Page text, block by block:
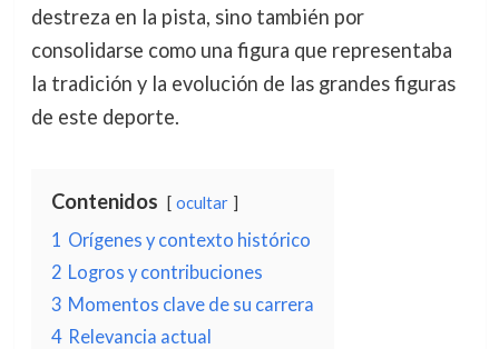
destreza en la pista, sino también por
consolidarse como una figura que representaba
la tradición y la evolución de las grandes figuras
de este deporte.
Contenidos ocultar
1 Orígenes y contexto histórico
2 Logros y contribuciones
3 Momentos clave de su carrera
4 Relevancia actual